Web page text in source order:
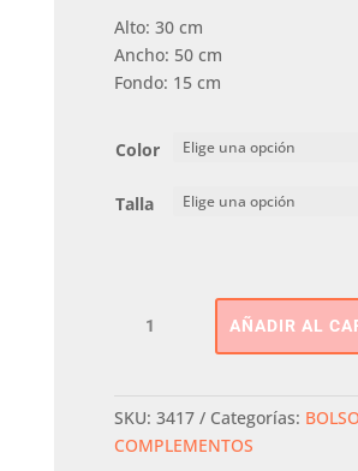
Alto: 30 cm
Ancho: 50 cm
Fondo: 15 cm
Color
Talla
VIAJE
moll
cantidad
AÑADIR AL
SKU: 3417 Categorías:
COMPLEMENTOS